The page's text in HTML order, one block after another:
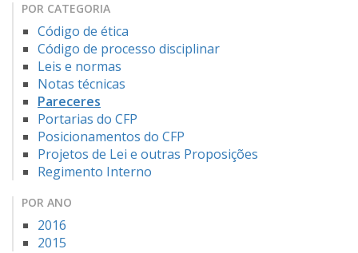
POR CATEGORIA
Código de ética
Código de processo disciplinar
Leis e normas
Notas técnicas
Pareceres
Portarias do CFP
Posicionamentos do CFP
Projetos de Lei e outras Proposições
Regimento Interno
POR ANO
2016
2015